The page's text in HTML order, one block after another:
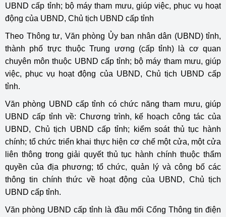
UBND cấp tỉnh; bộ máy tham mưu, giúp việc, phục vụ hoạt
động của UBND, Chủ tịch UBND cấp tỉnh
Theo Thông tư, Văn phòng Ủy ban nhân dân (UBND) tỉnh,
thành phố trực thuộc Trung ương (cấp tỉnh) là cơ quan
chuyên môn thuộc UBND cấp tỉnh; bộ máy tham mưu, giúp
việc, phục vụ hoạt động của UBND, Chủ tịch UBND cấp
tỉnh.
Văn phòng UBND cấp tỉnh có chức năng tham mưu, giúp
UBND cấp tỉnh về: Chương trình, kế hoạch công tác của
UBND, Chủ tịch UBND cấp tỉnh; kiểm soát thủ tục hành
chính; tổ chức triển khai thực hiện cơ chế một cửa, một cửa
liên thông trong giải quyết thủ tục hành chính thuộc thẩm
quyền của địa phương; tổ chức, quản lý và công bố các
thông tin chính thức về hoạt động của UBND, Chủ tịch
UBND cấp tỉnh.
Văn phòng UBND cấp tỉnh là đầu mối Cổng Thông tin điện